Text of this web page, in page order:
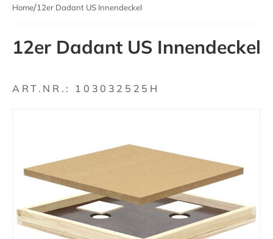
Home 12er Dadant US Innendeckel
12er Dadant US Innendeckel
ART.NR.: 103032525H